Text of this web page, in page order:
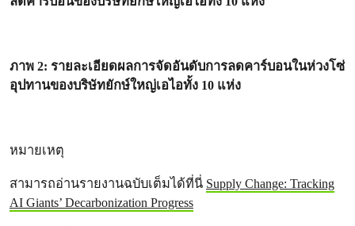
ภาพ 2: รายละเอียดผลการจัดอันดับการลดคาร์บอนในห่วงโซ่
อุปทานของบริษัทยักษ์ใหญ่เอไอทั้ง 10 แห่ง
หมายเหตุ
สามารถอ่านรายงานฉบับเต็มได้ที่นี่ Supply Change: Tracking
AI Giants’ Decarbonization Progress